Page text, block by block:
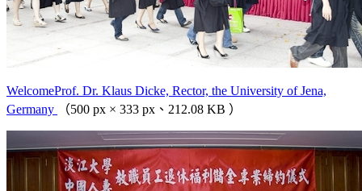
WelcomeProf. Dr. Klaus Dicke, Rector, the University of Jena,
Germany
（500 px × 333 px、212.08 KB ）